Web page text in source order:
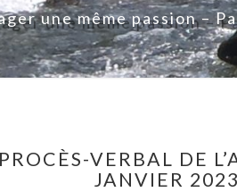
une même passion –
PROCÈS-
VERBAL
VERBAL DE
JANVIER 2023